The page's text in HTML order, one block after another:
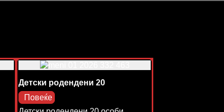
Детски родендени 20
Повеќе